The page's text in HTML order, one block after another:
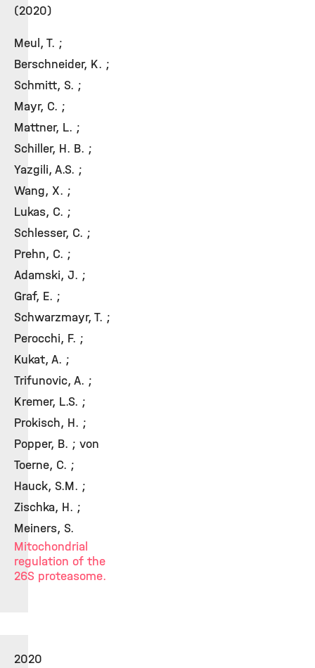
(2020)
Meul, T. ;
Berschneider, K. ;
Schmitt, S. ;
Mayr, C. ;
Mattner, L. ;
Schiller, H. B. ;
Yazgili, A.S. ;
Wang, X. ;
Lukas, C. ;
Schlesser, C. ;
Prehn, C. ;
Adamski, J. ;
Graf, E. ;
Schwarzmayr, T. ;
Perocchi, F. ;
Kukat, A. ;
Trifunovic, A. ;
Kremer, L.S. ;
Prokisch, H. ;
Popper, B. ; von
Toerne, C. ;
Hauck, S.M. ;
Zischka, H. ;
Meiners, S.
Mitochondrial
regulation of the
26S proteasome.
2020